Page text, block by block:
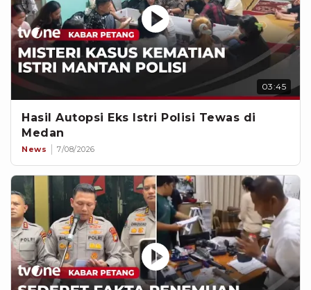
03:45
Hasil Autopsi Eks Istri Polisi Tewas di
Medan
News 7/08/2026